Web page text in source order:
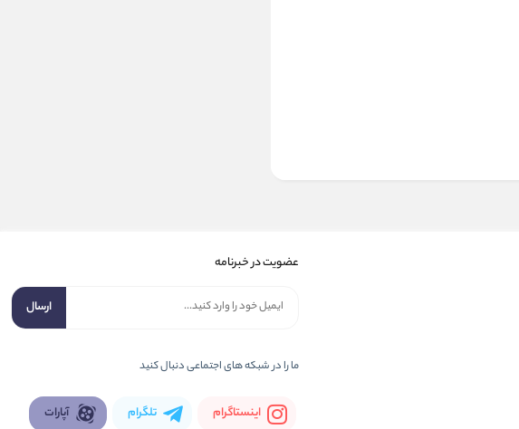
عضویت در خبرنامه
ارسال
ما را در شبكه های اجتماعی دنبال کنید
اینستاگرام تلگرام آپارات